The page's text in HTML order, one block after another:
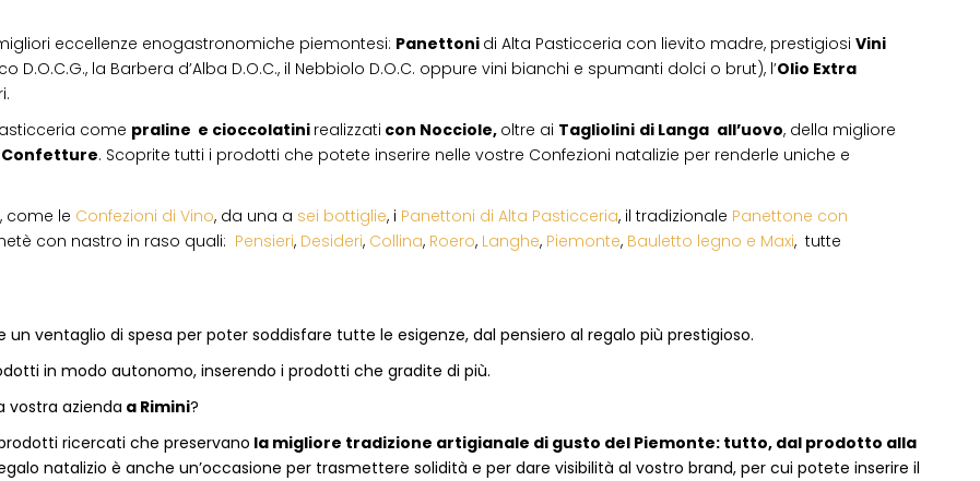
eccellenze enogastronomiche piemontesi: Panettoni di Alta Pasticceria con lievito madre, prestigiosi Vini
D.O.C.G., la Barbera d’Alba D.O.C., il Nebbiolo D.O.C. oppure vini bianchi e spumanti dolci o brut), l’Olio Extra
come praline e cioccolatini realizzati con Nocciole, oltre ai Tagliolini di Langa all’uovo, della migliore
Confetture. Scoprite tutti i prodotti che potete inserire nelle vostre Confezioni natalizie per renderle uniche e
come le Confezioni di Vino, da una a sei bottiglie, i Panettoni di Alta Pasticceria, il tradizionale Panettone con
con nastro in raso quali: Pensieri, Desideri, Collina, Roero, Langhe, Piemonte, Bauletto legno e Maxi, tutte
un ventaglio di spesa per poter soddisfare tutte le esigenze, dal pensiero al regalo più prestigioso.
in modo autonomo, inserendo i prodotti che gradite di più.
vostra azienda a Rimini?
ricercati che preservano la migliore tradizione artigianale di gusto del Piemonte: tutto, dal prodotto alla
natalizio è anche un’occasione per trasmettere solidità e per dare visibilità al vostro brand, per cui potete inserire il